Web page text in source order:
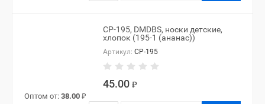
CP-195, DMDBS, носки детские,
хлопок (195-1 (ананас))
Артикул: CP-195
45.00 ₽
Оптом от: 38.00 ₽